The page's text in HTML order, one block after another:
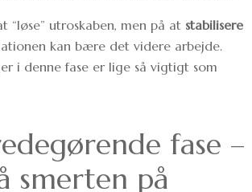
“løse” utroskaben, men på at stabilisere
kan bære det videre arbejde.
i denne fase er lige så vigtigt som
fase –
smerten på